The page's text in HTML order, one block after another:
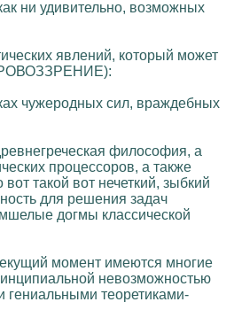
ни удивительно, возможных
явлений, который может
чужеродных сил, враждебных
философия, а
процессоров, а также
такой вот нечеткий, зыбкий
для решения задач
догмы классической
момент имеются многие
невозможностью
гениальными теоретиками-